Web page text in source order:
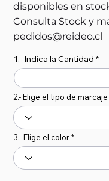
disponibles en
Consulta Stock y
pedidos@reideo.cl
1.- Indica la Cantidad
2.- Elige el tipo de marcaje
3.- Elige el color